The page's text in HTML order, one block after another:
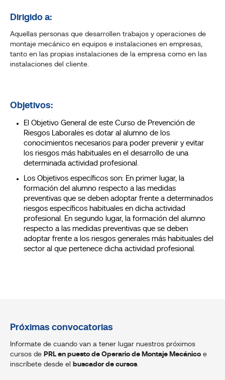
Dirigido a:
Aquellas personas que desarrollen trabajos y operaciones de
montaje mecánico en equipos e instalaciones en empresas,
tanto en las propias instalaciones de la empresa como en las
instalaciones del cliente.
Objetivos:
El Objetivo General de este Curso de Prevención de
Riesgos Laborales es dotar al alumno de los
conocimientos necesarios para poder prevenir y evitar
los riesgos más habituales en el desarrollo de una
determinada actividad profesional.
Los Objetivos específicos son: En primer lugar, la
formación del alumno respecto a las medidas
preventivas que se deben adoptar frente a determinados
riesgos específicos habituales en dicha actividad
profesional. En segundo lugar, la formación del alumno
respecto a las medidas preventivas que se deben
adoptar frente a los riesgos generales más habituales del
sector al que pertenece dicha actividad profesional.
Próximas convocatorias
Informate de cuando van a tener lugar nuestros próximos
cursos de PRL en puesto de Operario de Montaje Mecánico e
inscríbete desde el buscador de cursos.